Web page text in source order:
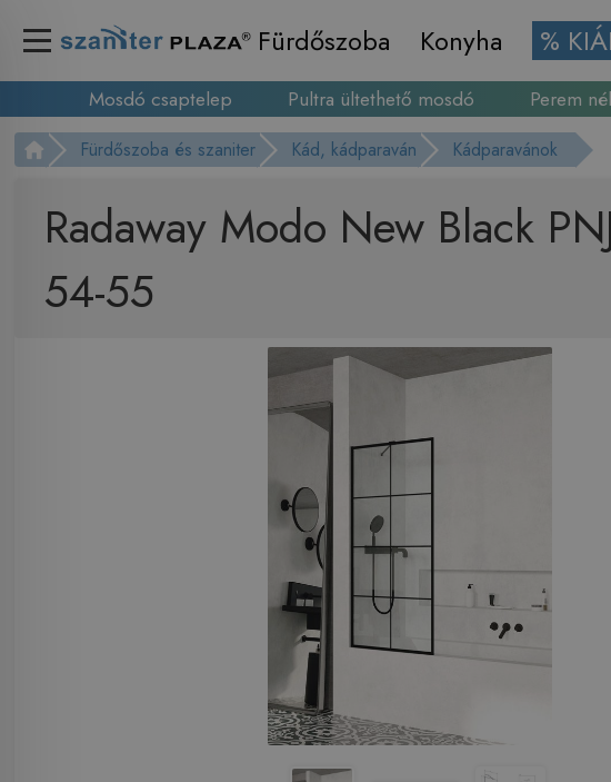
Fürdőszoba Konyha %
Mosdó csaptelep Pultra ültethető mosdó Perem
Fürdőszoba és szaniter Kád, kádparaván Kádparavánok
Radaway Modo New Black
54-55